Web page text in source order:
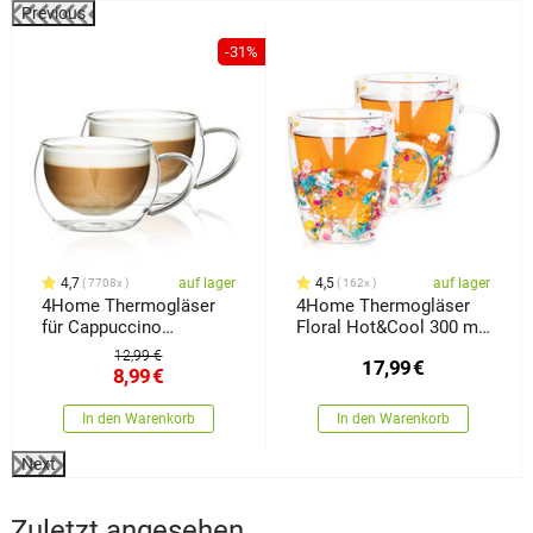
Previous
-31%
4,7 7708x auf lager
4Home Thermogläser
für Cappuccino
Hot&Cool 280 ml, 2
12,99 €
8,99€
In den Warenkorb
4,5 162x auf lager
4Home Thermogläser
Floral Hot&Cool 300 ml,
17,99€
In den Warenkorb
Next